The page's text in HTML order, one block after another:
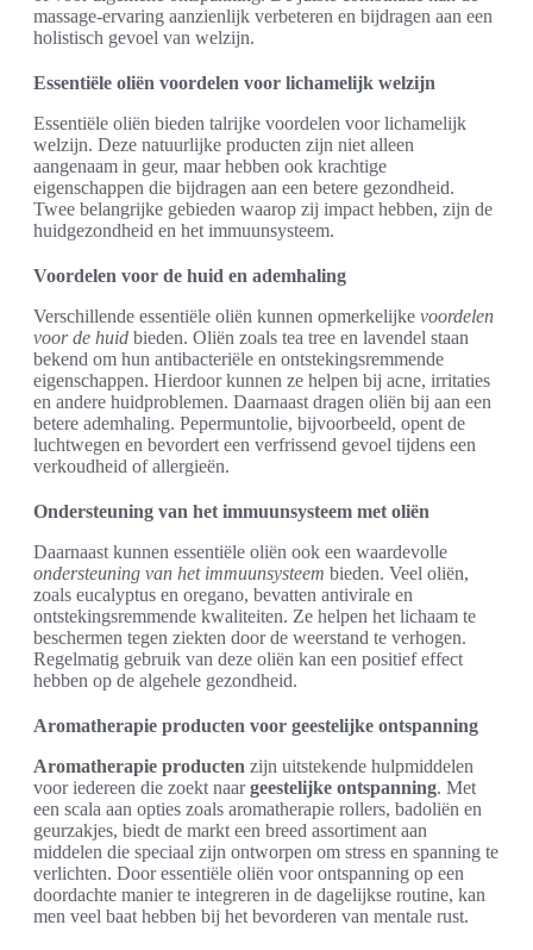
massage-ervaring aanzienlijk verbeteren en bijdragen aan een
holistisch gevoel van welzijn.
Essentiële oliën voordelen voor lichamelijk welzijn
Essentiële oliën bieden talrijke voordelen voor lichamelijk
welzijn. Deze natuurlijke producten zijn niet alleen
aangenaam in geur, maar hebben ook krachtige
eigenschappen die bijdragen aan een betere gezondheid.
Twee belangrijke gebieden waarop zij impact hebben, zijn de
huidgezondheid en het immuunsysteem.
Voordelen voor de huid en ademhaling
Verschillende essentiële oliën kunnen opmerkelijke voordelen
voor de huid bieden. Oliën zoals tea tree en lavendel staan
bekend om hun antibacteriële en ontstekingsremmende
eigenschappen. Hierdoor kunnen ze helpen bij acne, irritaties
en andere huidproblemen. Daarnaast dragen oliën bij aan een
betere ademhaling. Pepermuntolie, bijvoorbeeld, opent de
luchtwegen en bevordert een verfrissend gevoel tijdens een
verkoudheid of allergieën.
Ondersteuning van het immuunsysteem met oliën
Daarnaast kunnen essentiële oliën ook een waardevolle
ondersteuning van het immuunsysteem bieden. Veel oliën,
zoals eucalyptus en oregano, bevatten antivirale en
ontstekingsremmende kwaliteiten. Ze helpen het lichaam te
beschermen tegen ziekten door de weerstand te verhogen.
Regelmatig gebruik van deze oliën kan een positief effect
hebben op de algehele gezondheid.
Aromatherapie producten voor geestelijke ontspanning
Aromatherapie producten zijn uitstekende hulpmiddelen
voor iedereen die zoekt naargeestelijke ontspanning. Met
een scala aan opties zoals aromatherapie rollers, badoliën en
geurzakjes, biedt de markt een breed assortiment aan
middelen die speciaal zijn ontworpen om stress en spanning te
verlichten. Door essentiële oliën voor ontspanning op een
doordachte manier te integreren in de dagelijkse routine, kan
men veel baat hebben bij het bevorderen van mentale rust.